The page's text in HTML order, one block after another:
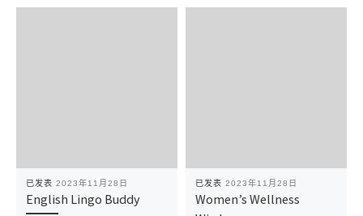
已发表 2023年11月28日
English Lingo Buddy
已发表 2023年11月28日
Women’s Wellness